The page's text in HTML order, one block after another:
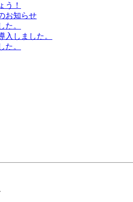
う！
お知らせ
た。
入しました。
た。